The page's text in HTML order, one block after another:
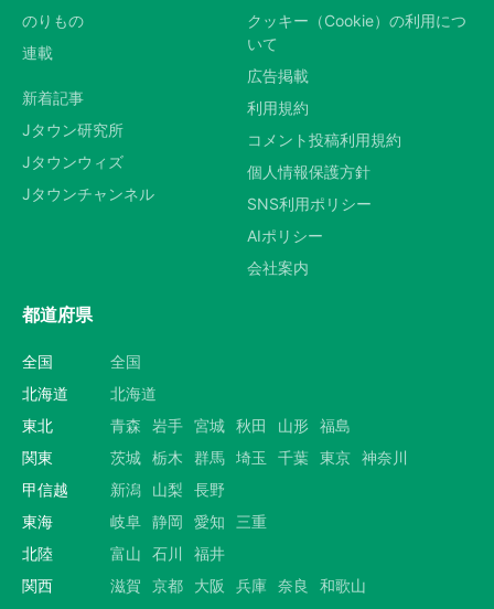
のりもの
連載
新着記事
Jタウン研究所
Jタウンウィズ
Jタウンチャンネル
クッキー（Cookie）の利用につ
いて
広告掲載
利用規約
コメント投稿利用規約
個人情報保護方針
SNS利用ポリシー
AIポリシー
会社案内
都道府県
全国
全国
北海道
北海道
東北
青森 岩手 宮城 秋田 山形 福島
関東
茨城 栃木 群馬 埼玉 千葉 東京 神奈川
甲信越
新潟 山梨
長野
東海
岐阜 静岡 愛知
三重
北陸
富山 石川
福井
関西
滋賀 京都 大阪 兵庫 奈良
和歌山